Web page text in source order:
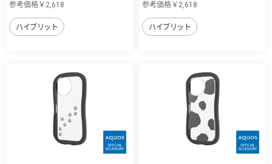
参考価格￥2,618
ハイブリット
参考価格￥2,618
ハイブリット